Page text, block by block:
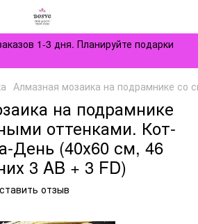
1-3 дня. Планируйте подарки
Алмазная мозаика на подрамнике со
на подрамнике
оттенками. Кот-
День (40х60 см, 46
3 AB + 3 FD)
отзыв